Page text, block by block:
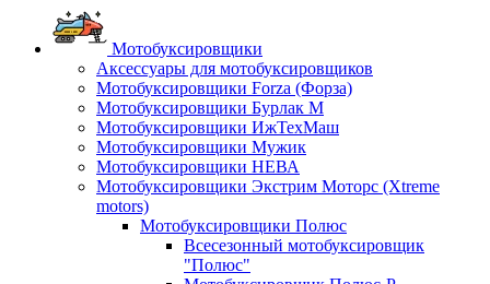
Мотобуксировщики
Аксессуары для мотобуксировщиков
Мотобуксировщики Forza (Форза)
Мотобуксировщики Бурлак М
Мотобуксировщики ИжТехМаш
Мотобуксировщики Мужик
Мотобуксировщики НЕВА
Мотобуксировщики Экстрим Моторс (Xtreme
motors)
Мотобуксировщики Полюс
Всесезонный мотобуксировщик
"Полюс"